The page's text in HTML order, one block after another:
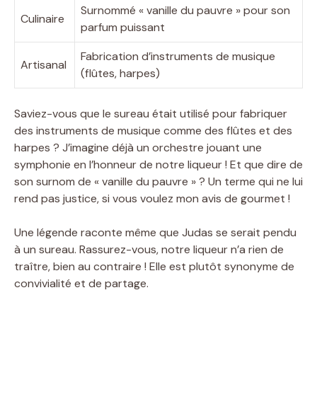
Culinaire
Surnommé « vanille du pauvre » pour son
parfum puissant
Artisanal
Fabrication d’instruments de musique
(flûtes, harpes)
Saviez-vous que le sureau était utilisé pour fabriquer
des instruments de musique comme des flûtes et des
harpes ? J’imagine déjà un orchestre jouant une
symphonie en l’honneur de notre liqueur ! Et que dire de
son surnom de « vanille du pauvre » ? Un terme qui ne lui
rend pas justice, si vous voulez mon avis de gourmet !
Une légende raconte même que Judas se serait pendu
à un sureau. Rassurez-vous, notre liqueur n’a rien de
traître, bien au contraire ! Elle est plutôt synonyme de
convivialité et de partage.